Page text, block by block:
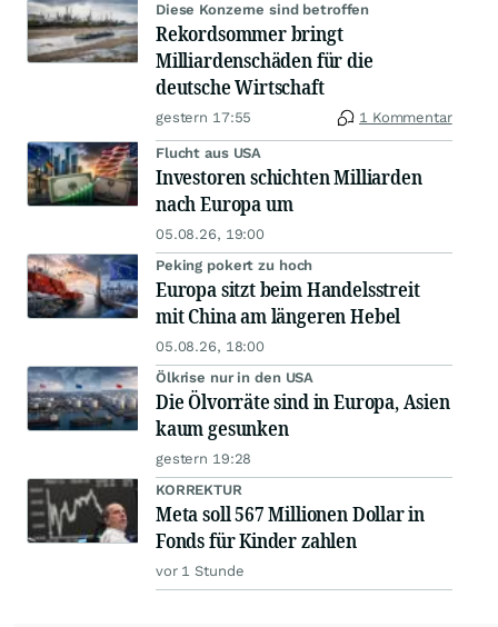
Diese Konzerne sind betroffen
Rekordsommer bringt
Milliardenschäden für die
deutsche Wirtschaft
gestern 17:55 1 Kommentar
Flucht aus USA
Investoren schichten Milliarden
nach Europa um
05.08.26, 19:00
Peking pokert zu hoch
Europa sitzt beim Handelsstreit
mit China am längeren Hebel
05.08.26, 18:00
Ölkrise nur in den USA
Die Ölvorräte sind in Europa, Asien
kaum gesunken
gestern 19:28
KORREKTUR
Meta soll 567 Millionen Dollar in
Fonds für Kinder zahlen
vor 1 Stunde